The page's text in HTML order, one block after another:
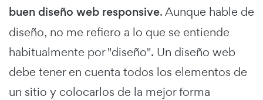
buen diseño web responsive. Aunque hable de
diseño, no me refiero a lo que se entiende
habitualmente por "diseño". Un diseño web
debe tener en cuenta todos los elementos de
un sitio y colocarlos de la mejor forma